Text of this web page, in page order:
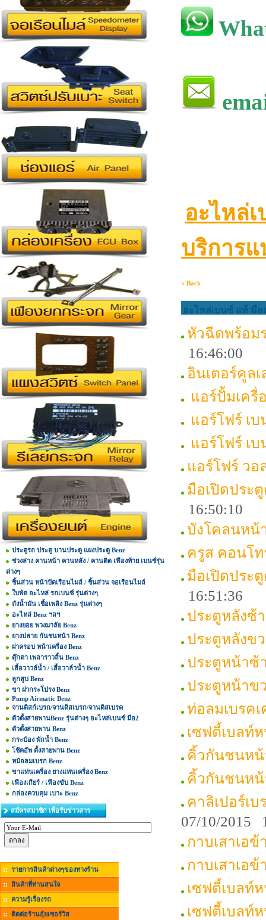
ประตูรถ ประตู บานประตู แผงประตู Benz
ช่วงล่าง คานหน้า คานหลัง / คานติด เฟืองท้าย เบนซ์รุ่น
ต่างๆ
ชิ้นส่วน หน้าปัดเรือนไมล์ / ชิ้นส่วน จอเรือนไมล์
ใบพัด อะไหล่ รถเบนซ์ รุ่นต่างๆ
ถังน้ำมัน เชื้อเพลิง Benz รุ่นต่างๆ
อะไหล่ Benz ฯลฯ
ยางยอย พวงมาลัย Benz
ยางปลาย กันชนหน้า Benz
ฝาครอบ หน้าเครื่อง Benz
ตุ๊กตา เพลาราวลิ้น Benz
เสื้อวาวล์น้ำ / เสื้อวาล์วน้ำ Benz
ลูกสูบ Benz
ขา ฝากระโปรง Benz
Pump Airmatic Benz
จานดิสก์เบรก/จานดิสเบรก/จานดิสเบรค
ตัวตั้งสายพานBenz รุ่นต่างๆ อะไหล่เบนซ์ มือ2
ตัวตั้งสายพาน Benz
กระป๋อง พักน้ำ Benz
โช้คอัพ ตั้งสายพาน Benz
หม้อลมเบรก Benz
ขาแท่นเครื่อง ยางแท่นเครื่อง Benz
เฟืองเกียร์ / เฟืองขับ Benz
กล่องควบคุม เบาะ Benz
สมัครสมาชิก เพื่อรับข่าวสาร
รายการสินค้าต่างๆของทางร้าน
สินค้าที่ท่านสนใจ
ความรู้เรื่องรถ
ติดต่อร้านอุ้ยเซอร์วิส
อะไหล่
บริการ
« Back
อะไหล่เบนซ์ แท้ มือ
หัวฉีดพร้อม
16:46:00
อินเตอร์คูลเ
แอร์ปั้มเครื่
แอร์โฟร์ เบ
แอร์โฟร์ เบ
แอร์โฟร์ วอ
มือเปิดประ
16:50:10
บังโคลนหน้
ครูส คอนโท
มือเปิดประ
16:51:36
ประตูหลังซ้
ประตูหลังข
ประตูหน้าซ้
ประตูหน้าข
ท่อลมเบรคเ
เซฟตี้เบลท์
คิ้วกันชนหน้
คิ้วกันชนหน้
คาลิเปอร์เ
07/10/2015
กาบเสาเอข้
กาบเสาเอข้
เซฟตี้เบลท์
เซฟตี้เบลท์